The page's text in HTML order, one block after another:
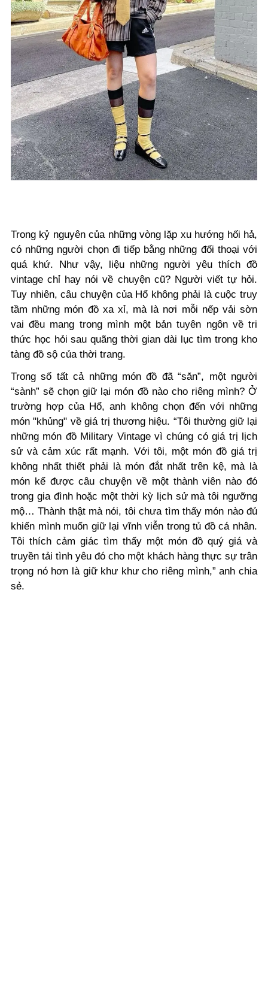
Trong kỷ nguyên của những vòng lặp xu hướng hối hả,
có những người chọn đi tiếp bằng những đối thoại với
quá khứ. Như vậy, liệu những người yêu thích đồ
vintage chỉ hay nói về chuyện cũ? Người viết tự hỏi.
Tuy nhiên, câu chuyện của Hổ không phải là cuộc truy
tầm những món đồ xa xỉ, mà là nơi mỗi nếp vải sờn
vai đều mang trong mình một bản tuyên ngôn về tri
thức học hỏi sau quãng thời gian dài lục tìm trong kho
tàng đồ sộ của thời trang.
Trong số tất cả những món đồ đã “săn”, một người
“sành” sẽ chọn giữ lại món đồ nào cho riêng mình? Ở
trường hợp của Hổ, anh không chọn đến với những
món "khủng" về giá trị thương hiệu. “Tôi thường giữ lại
những món đồ Military Vintage vì chúng có giá trị lịch
sử và cảm xúc rất mạnh. Với tôi, một món đồ giá trị
không nhất thiết phải là món đắt nhất trên kệ, mà là
món kể được câu chuyện về một thành viên nào đó
trong gia đình hoặc một thời kỳ lịch sử mà tôi ngưỡng
mộ…Thành thật mà nói, tôi chưa tìm thấy món nào đủ
khiến mình muốn giữ lại vĩnh viễn trong tủ đồ cá nhân.
Tôi thích cảm giác tìm thấy một món đồ quý giá và
truyền tải tình yêu đó cho một khách hàng thực sự trân
trọng nó hơn là giữ khư khư cho riêng mình,” anh chia
sẻ.